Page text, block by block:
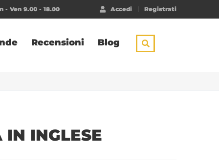
Accedi Registrati
- Ven 9.00 - 18.00
Recensioni Blog
INGLESE